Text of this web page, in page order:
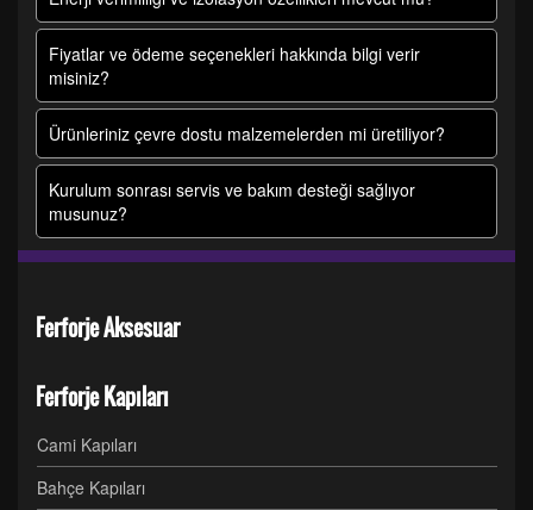
Fiyatlar ve ödeme seçenekleri hakkında bilgi verir
misiniz?
Ürünleriniz çevre dostu malzemelerden mi üretiliyor?
Kurulum sonrası servis ve bakım desteği sağlıyor
musunuz?
Ferforje Aksesuar
Ferforje Kapıları
Cami Kapıları
Bahçe Kapıları